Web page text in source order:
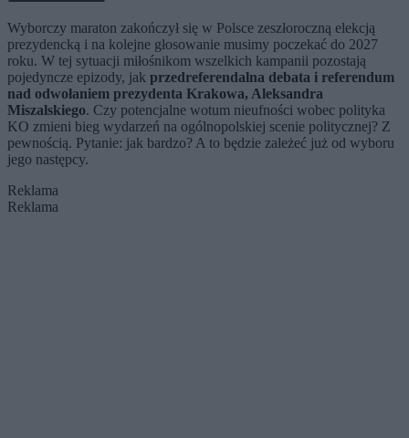
Wyborczy maraton zakończył się w Polsce zeszłoroczną elekcją
prezydencką i na kolejne głosowanie musimy poczekać do 2027
roku. W tej sytuacji miłośnikom wszelkich kampanii pozostają
pojedyncze epizody, jak przedreferendalna debata i referendum
nad odwołaniem prezydenta Krakowa, Aleksandra
Miszalskiego. Czy potencjalne wotum nieufności wobec polityka
KO zmieni bieg wydarzeń na ogólnopolskiej scenie politycznej? Z
pewnością. Pytanie: jak bardzo? A to będzie zależeć już od wyboru
jego następcy.
Reklama
Reklama